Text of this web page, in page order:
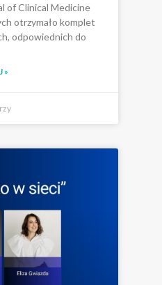
of Clinical Medicine
otrzymało komplet
odpowiednich do
»